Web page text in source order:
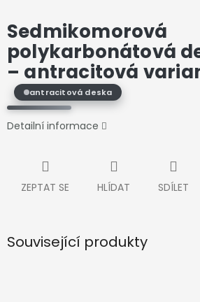
Sedmikomorová
polykarbonátová
– antracitová
antracitová deska
Detailní informace
ZEPTAT SE HLÍDAT SDÍLET
Související produkty